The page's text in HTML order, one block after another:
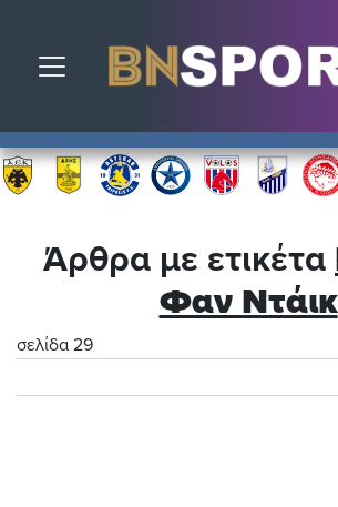
Toggle navigation
Άρθρα με ετικέτα
Φαν Ντάικ
σελίδα 29